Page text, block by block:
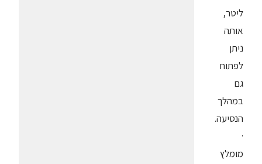
ליטר,
אותה
ניתן
לפתוח
גם
במהלך
הנסיעה.
·
מומלץ